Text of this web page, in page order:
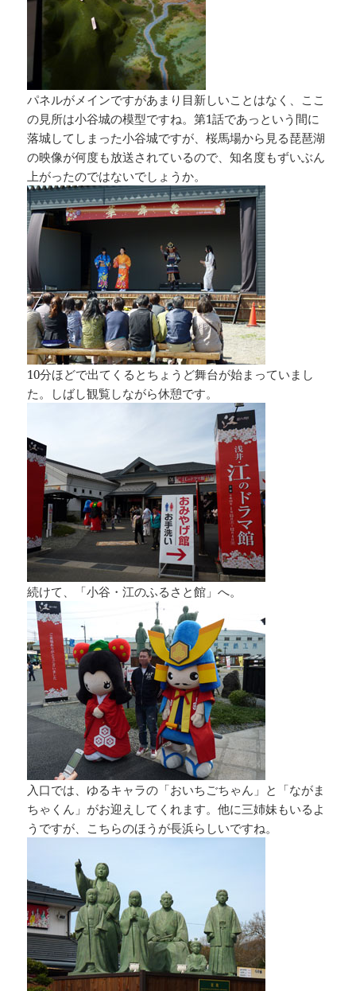
パネルがメインですがあまり目新しいことはなく、ここ
の見所は小谷城の模型ですね。第1話であっという間に
落城してしまった小谷城ですが、桜馬場から見る琵琶湖
の映像が何度も放送されているので、知名度もずいぶん
上がったのではないでしょうか。
10分ほどで出てくるとちょうど舞台が始まっていまし
た。しばし観覧しながら休憩です。
続けて、「小谷・江のふるさと館」へ。
入口では、ゆるキャラの「おいちごちゃん」と「ながま
ちゃくん」がお迎えしてくれます。他に三姉妹もいるよ
うですが、こちらのほうが長浜らしいですね。